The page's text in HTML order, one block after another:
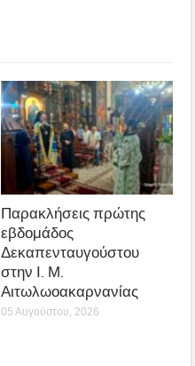
Παρακλήσεις πρώτης
εβδομάδος
Δεκαπενταυγούστου
στην Ι. Μ.
Αιτωλωοακαρνανίας
05 Αυγούστου, 2026